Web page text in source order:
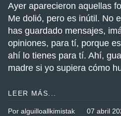
Ayer aparecieron aquellas
Me dolió, pero es inútil. No
has guardado mensajes,
opiniones, para tí, porque
ahí lo tienes para tí. Ahí,
madre si yo supiera cómo
LEER MÁS...
Por alguilloallkimistak 07 abril